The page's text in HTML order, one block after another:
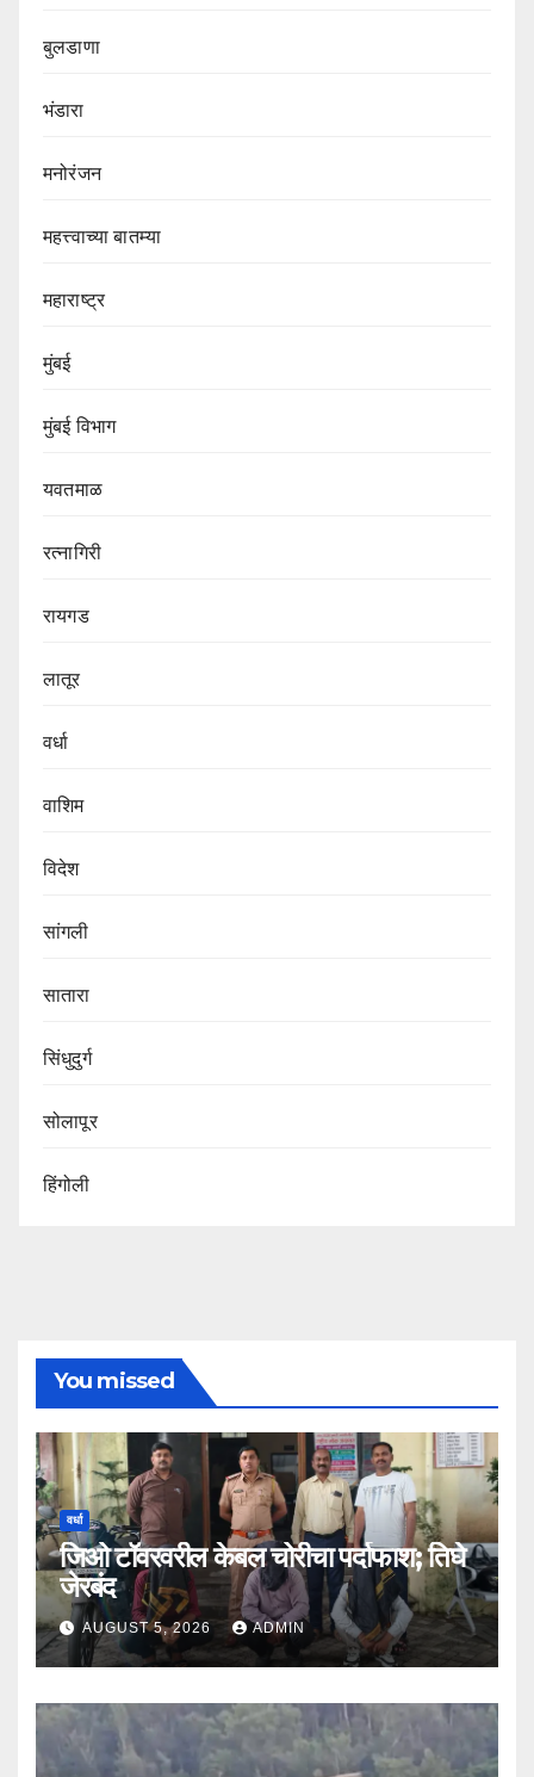
बुलडाणा
भंडारा
मनोरंजन
महत्त्वाच्या बातम्या
महाराष्ट्र
मुंबई
मुंबई विभाग‌
यवतमाळ
रत्नागिरी
रायगड
लातूर
वर्धा
वाशिम
विदेश
सांगली
सातारा
सिंधुदुर्ग
सोलापूर
हिंगोली
You missed
वर्धा
जिओ टॉवरवरील केबल चोरीचा पर्दाफाश; तिघे
जेरबंद
AUGUST 5, 2026 ADMIN